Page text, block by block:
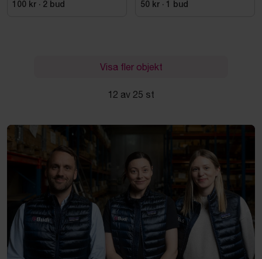
100 kr · 2 bud 50 kr · 1 bud
Visa fler objekt
12 av 25 st